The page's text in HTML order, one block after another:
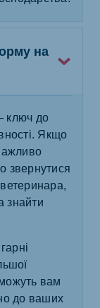
на
ключ до
Якщо
звернутися
знайти
вам
до ваших